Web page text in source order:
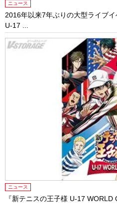
ニュース
2016年以来7年ぶりの大型ライブ
U-17 ...
ニュース
『新テニスの王子様 U-17